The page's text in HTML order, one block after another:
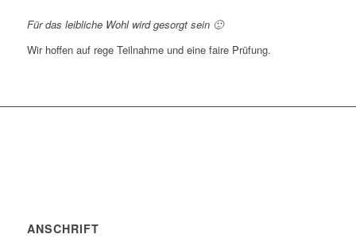
Für das leibliche Wohl wird gesorgt sein 🙂
Wir hoffen auf rege Teilnahme und eine faire Prüfung.
ANSCHRIFT